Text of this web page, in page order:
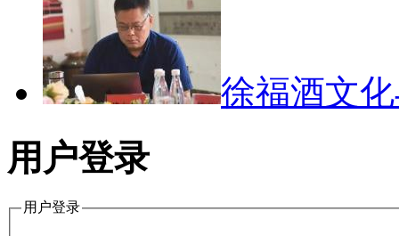
徐福酒文
用户登录
用户登录